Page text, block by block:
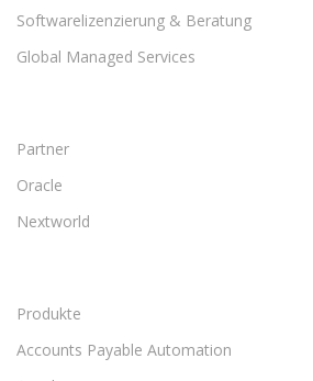
Softwarelizenzierung & Beratung
Global Managed Services
Partner
Oracle
Nextworld
Produkte
Accounts Payable Automation